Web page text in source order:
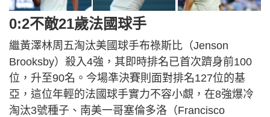
0:2不敵21歲法國球手
繼黃澤林周五淘汰美國球手布祿斯比（Jenson
Brooksby）殺入4強，其即時排名已首次躋身前100
位，升至90名。今場凖決賽則面對排名127位的基
亞，這位年輕的法國球手實力不容小覷，在8強爆冷
淘汰3號種子、南美一哥塞倫多洛（Francisco